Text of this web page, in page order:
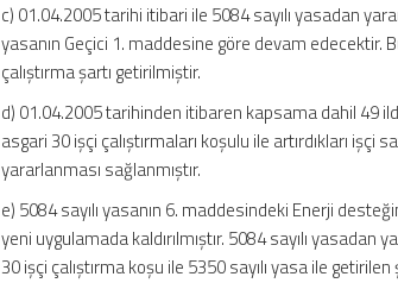
c) 01.04.2005 tarihi itibari ile 5084 sayılı yasadan
yasanın Geçici 1. maddesine göre devam edecektir.
çalıştırma şartı getirilmiştir.
d) 01.04.2005 tarihinden itibaren kapsama dahil 49
asgari 30 işçi çalıştırmaları koşulu ile artırdıkları işçi
yararlanması sağlanmıştır.
e) 5084 sayılı yasanın 6. maddesindeki Enerji
yeni uygulamada kaldırılmıştır. 5084 sayılı
30 işçi çalıştırma koşu ile 5350 sayılı yasa ile